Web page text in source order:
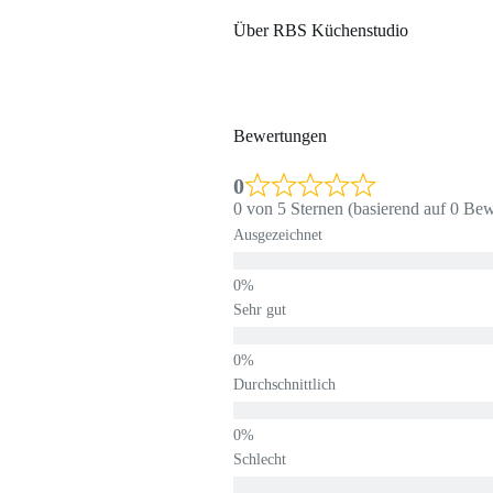
Über RBS Küchenstudio
Bewertungen
0
0 von 5 Sternen (basierend auf 0
Ausgezeichnet
Sehr gut
Durchschnittlich
Schlecht